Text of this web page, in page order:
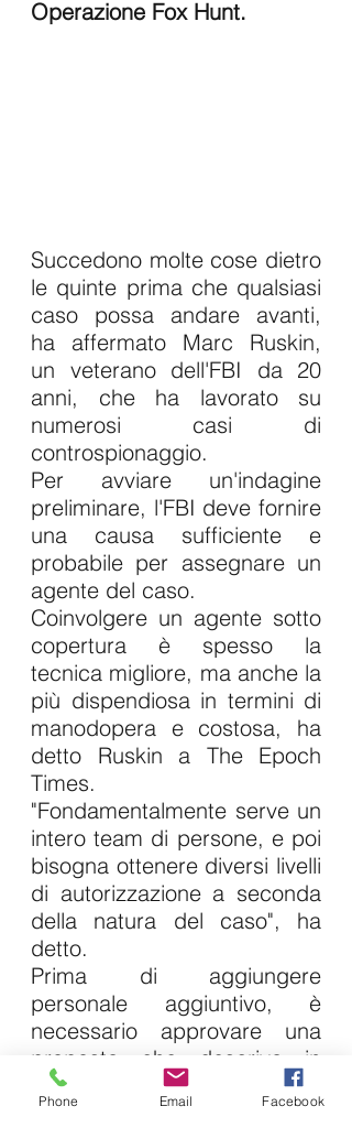
Operazione Fox Hunt.
Succedono molte cose dietro
le quinte prima che qualsiasi
caso possa andare avanti,
ha affermato Marc Ruskin,
un veterano dell'FBI da 20
anni, che ha lavorato su
numerosi casi di
controspionaggio.
Per avviare un'indagine
preliminare, l'FBI deve fornire
una causa sufficiente e
probabile per assegnare un
agente del caso.
Coinvolgere un agente sotto
copertura è spesso la
tecnica migliore, ma anche la
più dispendiosa in termini di
manodopera e costosa, ha
detto Ruskin a The Epoch
Times.
"Fondamentalmente serve un
intero team di persone, e poi
bisogna ottenere diversi livelli
di autorizzazione a seconda
della natura del caso", ha
detto.
Prima di aggiungere
personale aggiuntivo, è
necessario approvare una
proposta che descriva in
dettaglio diversi scenari
investigativi e sotto copertura
Phone Email Facebook